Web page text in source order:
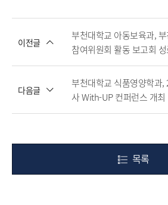
이전글
부천대학교 아동보육과,
참여위원회 활동 보고회
다음글
부천대학교 식품영양학과,
사 With-UP 컨퍼런스 개최
목록